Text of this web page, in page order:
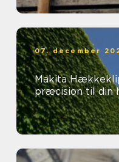
07. december
Makita
præcision til din